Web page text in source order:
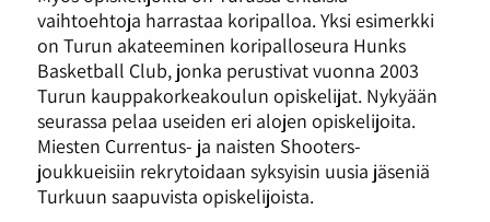
vaihtoehtoja harrastaa koripalloa. Yksi esimerkki
on Turun akateeminen koripalloseura Hunks
Basketball Club, jonka perustivat vuonna 2003
Turun kauppakorkeakoulun opiskelijat. Nykyään
seurassa pelaa useiden eri alojen opiskelijoita.
Miesten Currentus- ja naisten Shooters-
joukkueisiin rekrytoidaan syksyisin uusia jäseniä
Turkuun saapuvista opiskelijoista.